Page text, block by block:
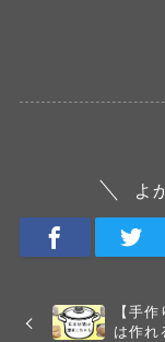
よ
【手
は作れ